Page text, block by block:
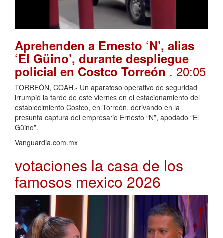
Aprehenden a Ernesto ‘N’, alias
‘El Güino’, durante despliegue
policial en Costco Torreón. 20:05
TORREÓN, COAH.- Un aparatoso operativo de seguridad
irrumpió la tarde de este viernes en el estacionamiento del
establecimiento Costco, en Torreón, derivando en la
presunta captura del empresario Ernesto “N”, apodado “El
Güino”.
Vanguardia.com.mx
votaciones la casa de los
famosos mexico 2026